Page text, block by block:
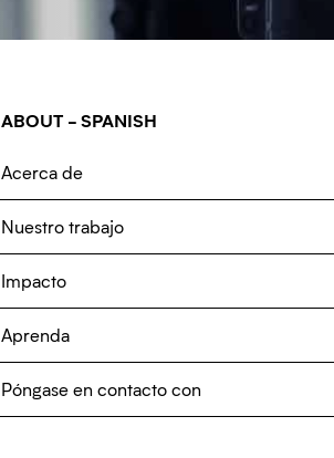
ABOUT - SPANISH
Acerca de
Nuestro trabajo
Impacto
Aprenda
Póngase en contacto con